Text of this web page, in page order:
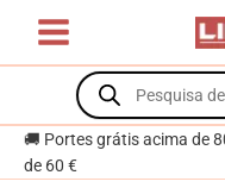
content
Products
search
🚚 Portes grátis acima de
de 60 €
para
Candeeiro
MALDIVAS
1xE14
Oxidado